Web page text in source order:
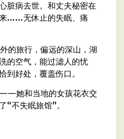
脏病去世。和丈夫秘密在
……无休止的失眠、痛
旅行，偏远的深山，湖
的空气，能过滤人的忧
到好处，覆盖伤口。
她和当地的女孩花衣交
“不失眠旅馆”。